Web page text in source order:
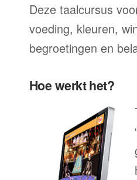
Deze taalcursus
voeding, kleuren,
begroetingen en
Hoe werkt het?